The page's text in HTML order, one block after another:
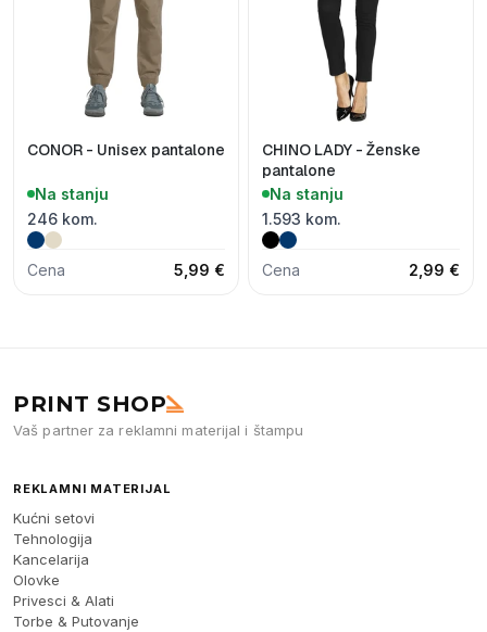
CONOR - Unisex pantalone
Na stanju
246 kom.
Cena 5,99 €
CHINO LADY - Ženske
pantalone
Na stanju
1.593 kom.
Cena 2,99 €
PRINT SHOP
Vaš partner za reklamni materijal i štampu
REKLAMNI MATERIJAL
Kućni setovi
Tehnologija
Kancelarija
Olovke
Privesci & Alati
Torbe & Putovanje